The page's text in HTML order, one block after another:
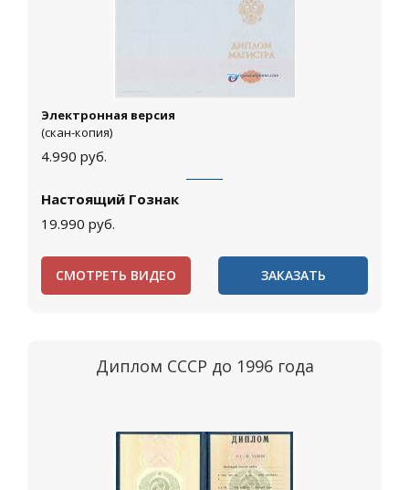
Электронная версия
(скан-копия)
4.990 руб.
Настоящий Гознак
19.990 руб.
СМОТРЕТЬ ВИДЕО ЗАКАЗАТЬ
Диплом СССР до 1996 года